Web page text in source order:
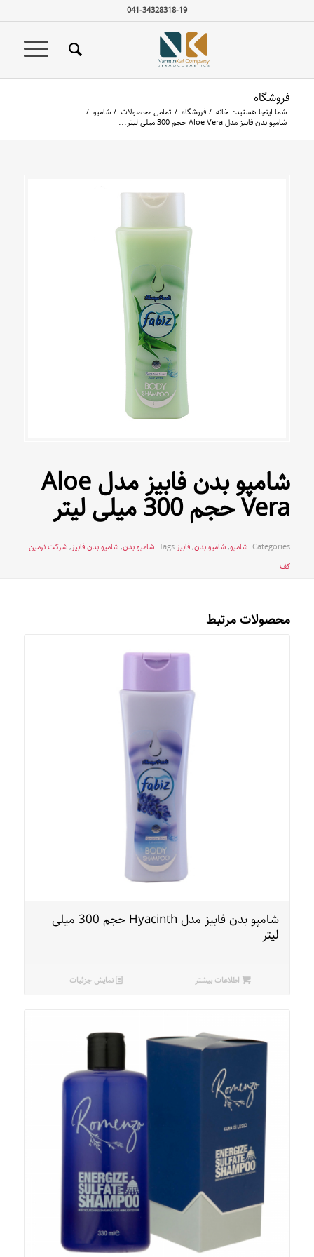
041-34328318-19
فروشگاه
شما اینجا هستید: خانه / فروشگاه / تمامی محصولات / شامپو /
شامپو بدن فابیز مدل Aloe Vera حجم 300 میلی لیتر...
شامپو بدن فابیز مدل Aloe
Vera حجم 300 میلی لیتر
Categories: شامپو,شامپو بدن,فابیز Tags: شامپو بدن,شامپو بدن فابیز,شرکت نرمین
کف
محصولات مرتبط
شامپو بدن فابیز مدل Hyacinth حجم 300 میلی
لیتر
اطلاعات بیشتر نمایش جزئیات